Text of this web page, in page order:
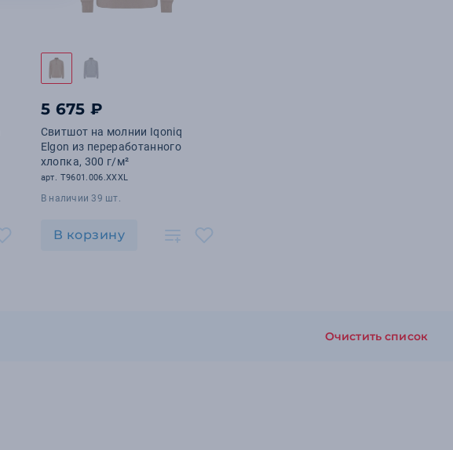
5 675 ₽
Свитшот на молнии Iqoniq
Elgon из переработанного
хлопка, 300 г/м²
арт. T9601.006.XXXL
В наличии 39 шт.
В корзину
Очистить список